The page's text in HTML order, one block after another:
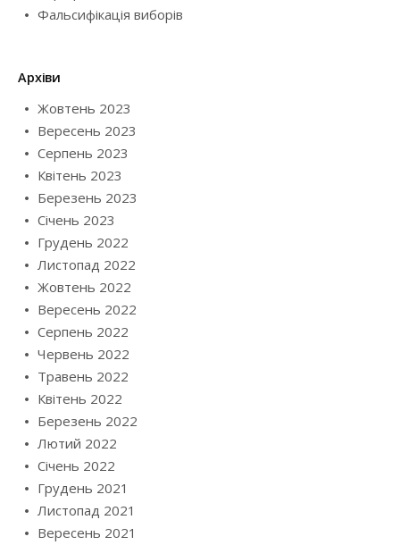
Фальсифікація виборів
Архіви
Жовтень 2023
Вересень 2023
Серпень 2023
Квітень 2023
Березень 2023
Січень 2023
Грудень 2022
Листопад 2022
Жовтень 2022
Вересень 2022
Серпень 2022
Червень 2022
Травень 2022
Квітень 2022
Березень 2022
Лютий 2022
Січень 2022
Грудень 2021
Листопад 2021
Вересень 2021